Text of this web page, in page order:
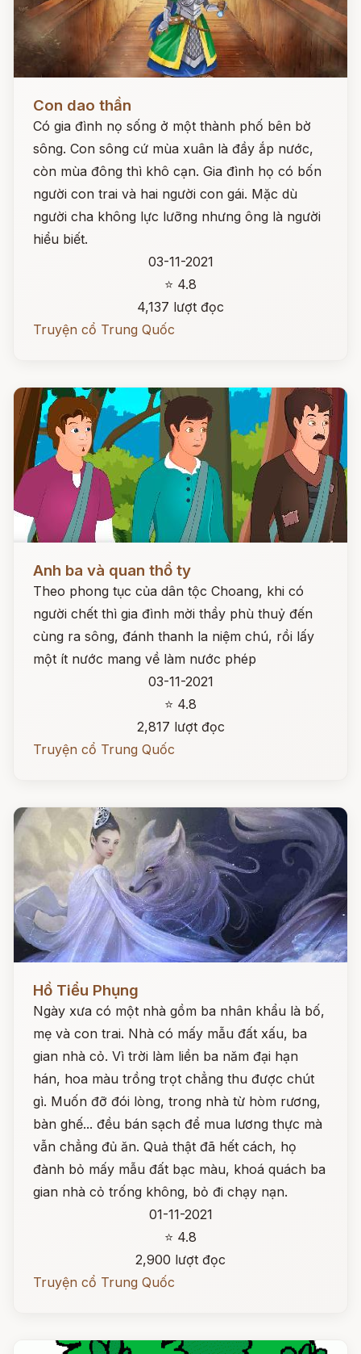
Con dao thần
Có gia đình nọ sống ở một thành phố bên bờ
sông. Con sông cứ mùa xuân là đầy ắp nước,
còn mùa đông thì khô cạn. Gia đình họ có bốn
người con trai và hai người con gái. Mặc dù
người cha không lực lưỡng nhưng ông là người
hiểu biết.
03-11-2021
⭐ 4.8
4,137 lượt đọc
Truyện cổ Trung Quốc
Anh ba và quan thổ ty
Theo phong tục của dân tộc Choang, khi có
người chết thì gia đình mời thầy phù thuỷ đến
cùng ra sông, đánh thanh la niệm chú, rồi lấy
một ít nước mang về làm nước phép
03-11-2021
⭐ 4.8
2,817 lượt đọc
Truyện cổ Trung Quốc
Đọc ngay
Hồ Tiểu Phụng
Ngày xưa có một nhà gồm ba nhân khẩu là bố,
mẹ và con trai. Nhà có mấy mẫu đất xấu, ba
gian nhà cỏ. Vì trời làm liền ba năm đại hạn
hán, hoa màu trồng trọt chẳng thu được chút
gì. Muốn đỡ đói lòng, trong nhà từ hòm rương,
bàn ghế... đều bán sạch để mua lương thực mà
vẫn chẳng đủ ăn. Quả thật đã hết cách, họ
đành bỏ mấy mẫu đất bạc màu, khoá quách ba
gian nhà cỏ trống không, bỏ đi chạy nạn.
01-11-2021
⭐ 4.8
2,900 lượt đọc
Truyện cổ Trung Quốc